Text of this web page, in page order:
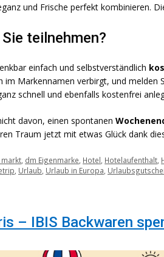
und Frische perfekt kombinieren.
teilnehmen?
einfach und selbstverständlich
im Markennamen verbirgt, und melden
schnell und ebenfalls kostenfrei
davon, einen spontanen
Traum jetzt mit etwas Glück dank
, dm Eigenmarke, Hotel, Hotelaufenthalt,
, Urlaub, Urlaub in Europa,
– IBIS Backwaren